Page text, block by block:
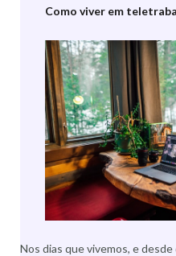
Como viver em
Nos dias que vivemos, e